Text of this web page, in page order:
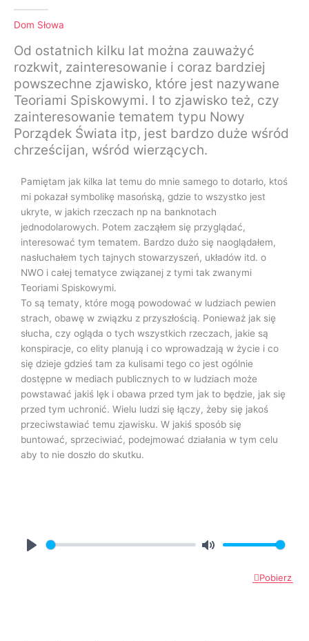
Dom Słowa
Od ostatnich kilku lat można zauważyć
rozkwit, zainteresowanie i coraz bardziej
powszechne zjawisko, które jest nazywane
Teoriami Spiskowymi. I to zjawisko też, czy
zainteresowanie tematem typu Nowy
Porządek Świata itp, jest bardzo duże wśród
chrześcijan, wśród wierzących.
Pamiętam jak kilka lat temu do mnie samego to dotarło, ktoś
mi pokazał symbolikę masońską, gdzie to wszystko jest
ukryte, w jakich rzeczach np na banknotach
jednodolarowych. Potem zacząłem się przyglądać,
interesować tym tematem. Bardzo dużo się naoglądałem,
nasłuchałem tych tajnych stowarzyszeń, układów itd. o
NWO i całej tematyce związanej z tymi tak zwanymi
Teoriami Spiskowymi.
To są tematy, które mogą powodować w ludziach pewien
strach, obawę w związku z przyszłością. Ponieważ jak się
słucha, czy ogląda o tych wszystkich rzeczach, jakie są
konspiracje, co elity planują i co wprowadzają w życie i co
się dzieje gdzieś tam za kulisami tego co jest ogólnie
dostępne w mediach publicznych to w ludziach może
powstawać jakiś lęk i obawa przed tym jak to będzie, jak się
przed tym uchronić. Wielu ludzi się łączy, żeby się jakoś
przeciwstawiać temu zjawisku. W jakiś sposób się
buntować, sprzeciwiać, podejmować działania w tym celu
aby to nie doszło do skutku.
Pobierz